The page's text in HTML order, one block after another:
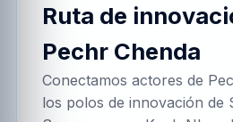
Ruta de
Pechr Chenda
Conectamos actores de
los polos de innovación de